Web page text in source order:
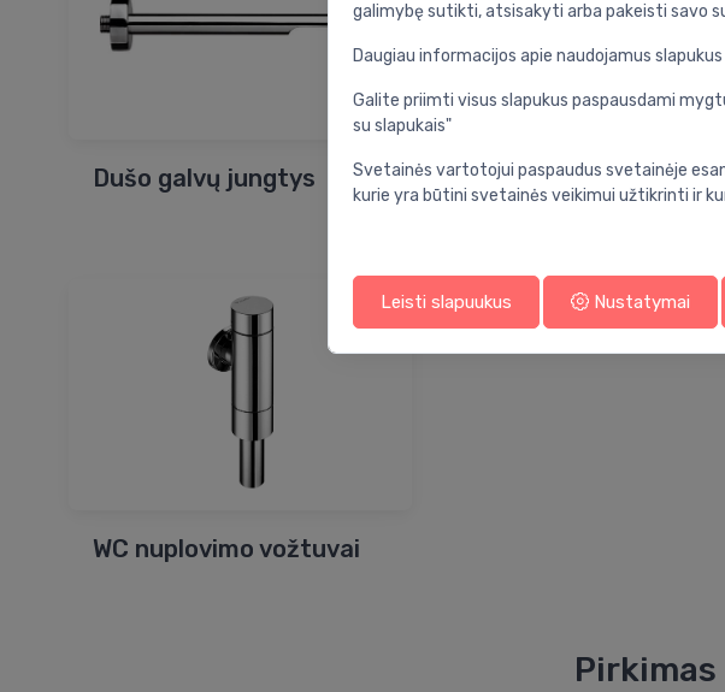
Dušo galvų jungtys
Vandens maišytuvų
komplektai
WC nuplovimo vožtuvai
Pirkimas
galimybę sutikti, atsisakyti arba pakeisti savo
Daugiau informacijos apie naudojamus
Galite priimti visus slapukus paspausdami
su slapukais"
Svetainės vartotojui paspaudus svetainėje
kurie yra būtini svetainės veikimui užtikrinti ir
Leisti slapuukus Nustatymai